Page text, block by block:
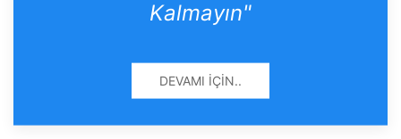
Kalmayın"
DEVAMI İÇIN..